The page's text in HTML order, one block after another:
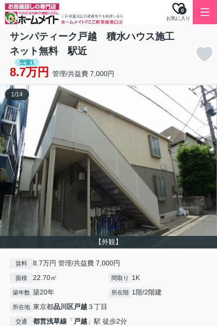
お気に入り
0
サンパティーク戸越 積水ハウス施工
ネット無料 駅近
空室1
8.7万円 管理/共益費 7,000円
【外観】
1/14
賃料 8.7万円 管理/共益費 7,000円
面積 22.70㎡ 間取り 1K
築年数 築20年 所在階 1階/2階建
所在地 東京都品川区戸越３丁目
交通 都営浅草線 「 戸越 」駅 徒歩2分